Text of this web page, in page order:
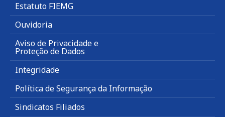
Estatuto FIEMG
Ouvidoria
Aviso de Privacidade e
Proteção de Dados
Integridade
Política de Segurança da Informação
Sindicatos Filiados